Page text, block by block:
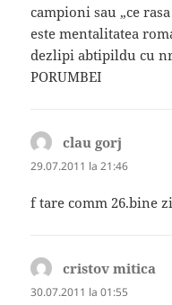
campioni sau „ce
este mentalitatea
dezlipi abtipildu cu nr
PORUMBEI
clau gorj
29.07.2011 la 21:46
f tare comm 26.bine
cristov mitica
30.07.2011 la 01:55